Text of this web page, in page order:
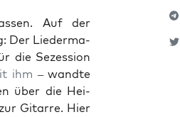
Auf der
Der Lie­der­ma­
die Sezes­si­on
ihm – wand­te
über die Hei­
Gitar­re. Hier